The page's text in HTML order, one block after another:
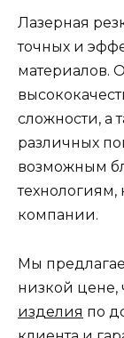
Лазерная
точных и
материалов.
сложности, а
различных
возможным
компании.
Мы
низкой цене,
изделия по